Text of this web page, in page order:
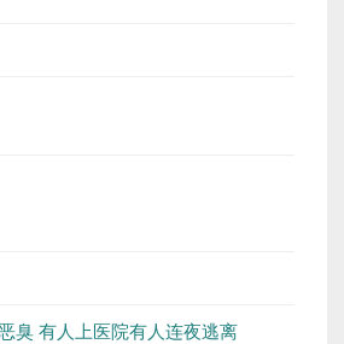
臭 有人上医院有人连夜逃离